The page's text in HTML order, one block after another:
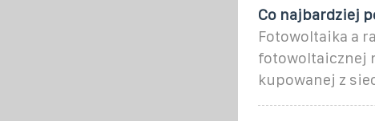
Co najbardziej
Fotowoltaika a
fotowoltaicznej
kupowanej z